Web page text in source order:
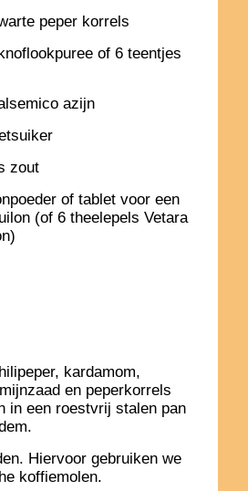
peper korrels
of 6 teentjes
azijn
zout
of tablet voor een
(of 6 theelepels Vetara
kardamom,
en peperkorrels
in een roestvrij stalen pan
Hiervoor gebruiken we
koffiemolen.